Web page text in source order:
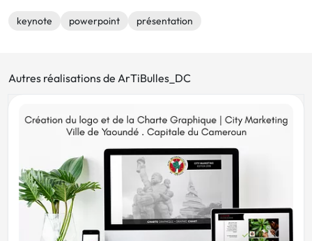
keynote powerpoint présentation
Autres réalisations de ArTiBulles_DC